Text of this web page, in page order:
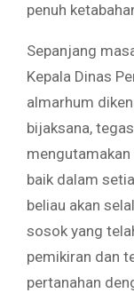
penuh
Sepanjang
Kepala Dinas
almarhum
bijaksana,
mengutamakan
baik dalam
beliau akan
sosok yang
pemikiran dan
pertanahan